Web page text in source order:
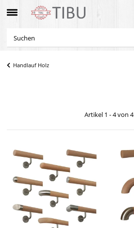
Handlauf Holz
Artikel 1 - 4 von 4